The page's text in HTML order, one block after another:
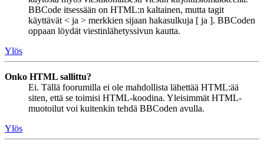
BBCode itsessään on HTML:n kaltainen, mutta tagit
käyttävät < ja > merkkien sijaan hakasulkuja [ ja ]. BBCoden
oppaan löydät viestinlähetyssivun kautta.
Ylös
Onko HTML sallittu?
Ei. Tällä foorumilla ei ole mahdollista lähettää HTML:ää
siten, että se toimisi HTML-koodina. Yleisimmät HTML-
muotoilut voi kuitenkin tehdä BBCoden avulla.
Ylös